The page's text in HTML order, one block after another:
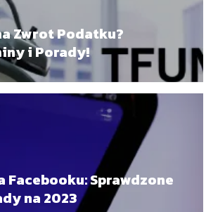
Zwrot Podatku?
i Porady!
Facebooku: Sprawdzone
na 2023